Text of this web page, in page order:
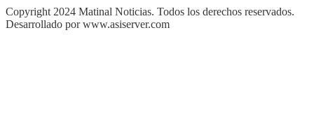
Copyright 2024 Matinal Noticias. Todos los derechos reservados.
Desarrollado por www.asiserver.com